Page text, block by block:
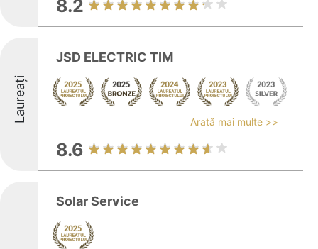
8.2
Laureați
JSD ELECTRIC TIM
Arată mai multe >>
8.6
Solar Service